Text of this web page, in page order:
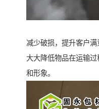
减少破损，提升客户
大大降低物品在运输
和形象。